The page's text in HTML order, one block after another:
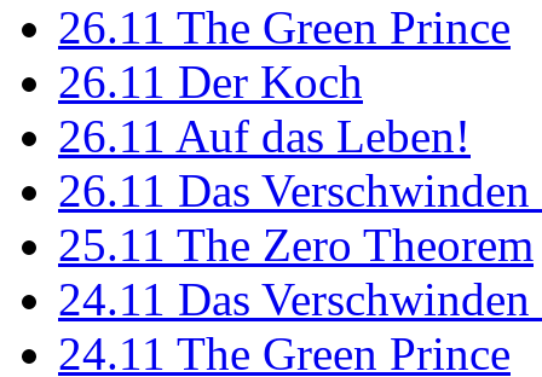
26.11 The Green Prince
26.11 Der Koch
26.11 Auf das Leben!
26.11 Das
25.11 The Zero Theorem
24.11 Das
24.11 The Green Prince